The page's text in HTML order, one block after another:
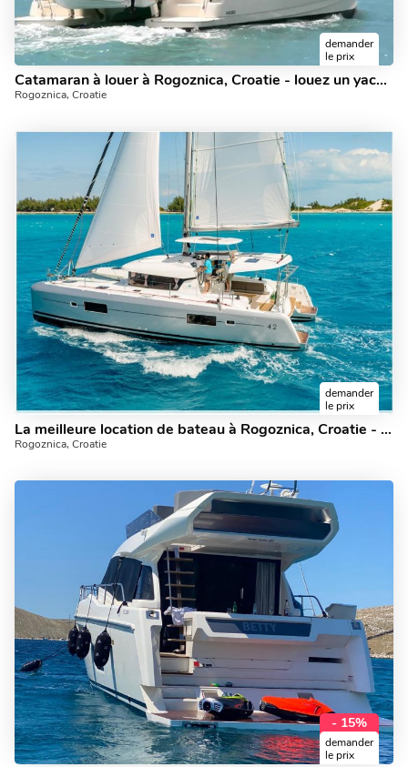
demander
le prix
Catamaran à louer à Rogoznica, Croatie - louez un yacht privé pouvant accueillir jusqu'à 6 personnes.
Rogoznica, Croatie
demander
le prix
La meilleure location de bateau à Rogoznica, Croatie - catamaran incroyable à louer avec de la bière pression gratuitement!
Rogoznica, Croatie
- 15%
demander
le prix